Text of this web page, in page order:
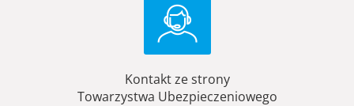
Kontakt ze strony
Towarzystwa Ubezpieczeniowego